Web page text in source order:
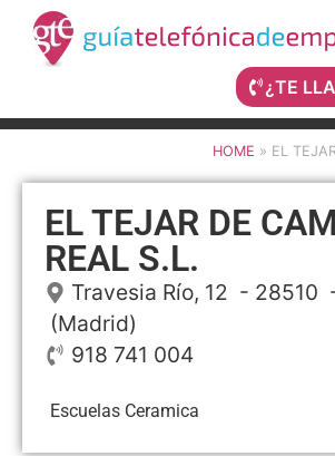
¿TE
HOME » EL
EL TEJAR DE
REAL S.L.
Travesia Río, 12 - 28510
(Madrid)
918 741 004
Escuelas Ceramica